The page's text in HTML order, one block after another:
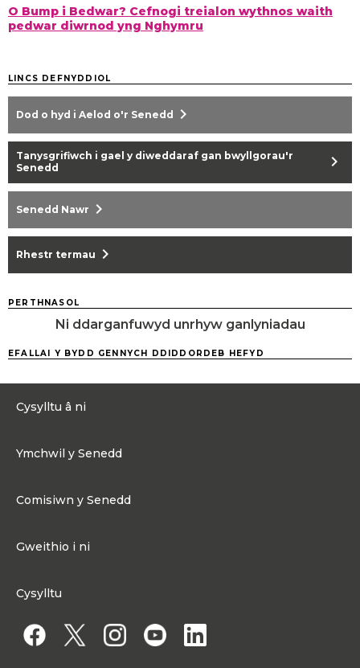
O Bump i Bedwar? Cefnogi treialon wythnos waith
pedwar diwrnod yng Nghymru
LINCS DEFNYDDIOL
Dod o hyd i Aelod o'r Senedd chevron_right
Tanysgrifiwch i gael y diweddaraf gan bwyllgorau'r
Senedd
chevron_right
Senedd Nawr chevron_right
Rhestr termau chevron_right
PERTHNASOL
Ni ddarganfuwyd unrhyw ganlyniadau
EFALLAI Y BYDD GENNYCH DDIDDORDEB HEFYD
Cysylltu â ni
Cysylltu â Senedd Cymru
Ymchwil y Senedd
Comisiwn y Senedd
Fframwaith Llywodraethu Corfforaethol y Comisiwn
Gweithio i ni
Gweithio i Aelod o'r Senedd
Cysylltu